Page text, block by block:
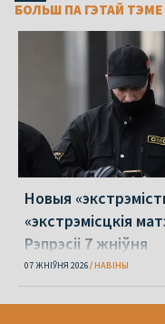
БОЛЬШ ПА ГЭТАЙ ТЭМЕ
Новыя
«экстрэмісцкія
Рэпрэсіі 7 жніўня
07 ЖНІЎНЯ 2026 НАВІНЫ